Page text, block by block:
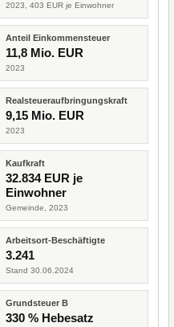
2023, 403 EUR je Einwohner
Anteil Einkommensteuer
11,8 Mio. EUR
2023
Realsteueraufbringungskraft
9,15 Mio. EUR
2023
Kaufkraft
32.834 EUR je
Einwohner
Gemeinde, 2023
Arbeitsort-Beschäftigte
3.241
Stand 30.06.2024
Grundsteuer B
330 % Hebesatz